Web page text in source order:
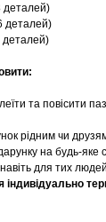
деталей)
деталей)
деталей)
та повісити
рідним чи
на будь-яке
для тих